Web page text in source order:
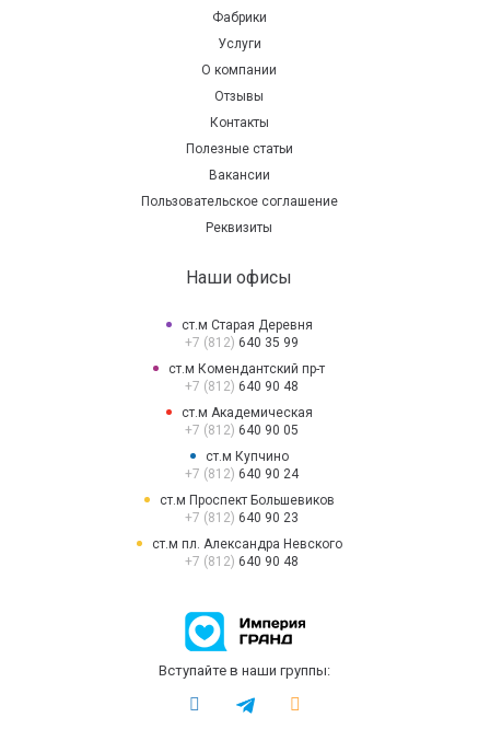
Фабрики
Услуги
О компании
Отзывы
Контакты
Полезные статьи
Вакансии
Пользовательское соглашение
Реквизиты
Наши офисы
ст.м Старая Деревня
+7 (812) 640 35 99
ст.м Комендантский пр-т
+7 (812) 640 90 48
ст.м Академическая
+7 (812) 640 90 05
ст.м Купчино
+7 (812) 640 90 24
ст.м Проспект Большевиков
+7 (812) 640 90 23
ст.м пл. Александра Невского
+7 (812) 640 90 48
Вступайте в наши группы: